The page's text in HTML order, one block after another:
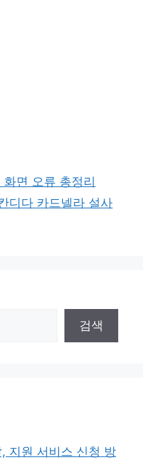
면 오류 총정리
디다 카드넬라 설사
검색
지원 서비스 신청 방